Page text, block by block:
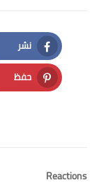
نشر
Facebook
حفظ
Pinterest
Reactions